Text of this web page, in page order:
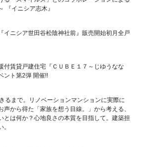
『イニシア志木』
イニシア世田谷松陰神社前』販売開始初月全戸
付賃貸戸建住宅『ＣＵＢＥ１７～じゆうなな
ント第2弾 開催!!
るまで。リノベーションマンションに実際に
声から得た「家族を想う⽬線。」から考える、
とは何か？⼼地良さの本質を⽬指して。建築担